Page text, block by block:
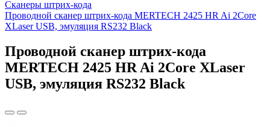
Сканеры штрих-кода
Проводной сканер штрих-кода MERTECH 2425 HR Ai 2Core
XLaser USB, эмуляция RS232 Black
Проводной сканер штрих-кода
MERTECH 2425 HR Ai 2Core XLaser
USB, эмуляция RS232 Black